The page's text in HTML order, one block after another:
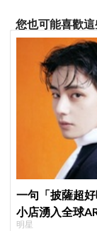
您也可能喜歡
一句「披薩超
小店湧入全球
明星